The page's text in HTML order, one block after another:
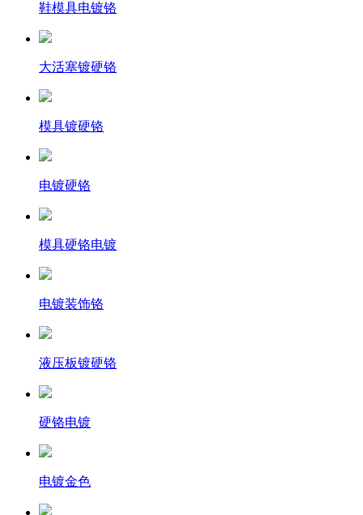
鞋模具电镀铬
大活塞镀硬铬
模具镀硬铬
电镀硬铬
模具硬铬电镀
电镀装饰铬
液压板镀硬铬
硬铬电镀
电镀金色